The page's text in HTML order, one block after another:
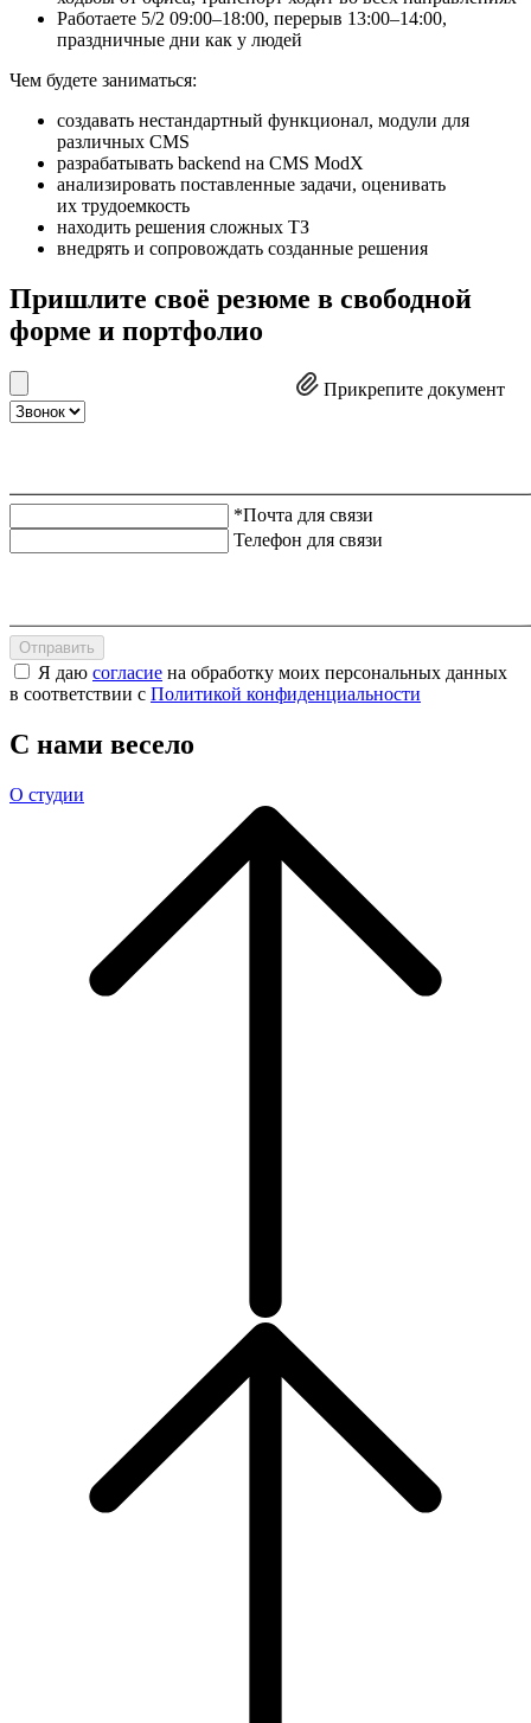
Работаете 5/2 09:00–18:00, перерыв 13:00–14:00,
праздничные дни как у людей
Чем будете заниматься:
создавать нестандартный функционал, модули для
различных CMS
разрабатывать backend на CMS ModX
анализировать поставленные задачи, оценивать
их трудоемкость
находить решения сложных ТЗ
внедрять и сопровождать созданные решения
Пришлите своё резюме в свободной
форме и портфолио
Прикрепите документ
*Почта для связи
Телефон для связи
Отправить
Я даю согласие на обработку моих персональных данных
в соответствии с Политикой конфиденциальности
С нами весело
О студии